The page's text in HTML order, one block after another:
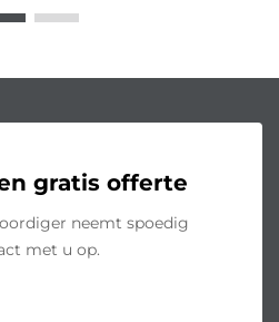
gratis offerte
neemt spoedig
met u op.